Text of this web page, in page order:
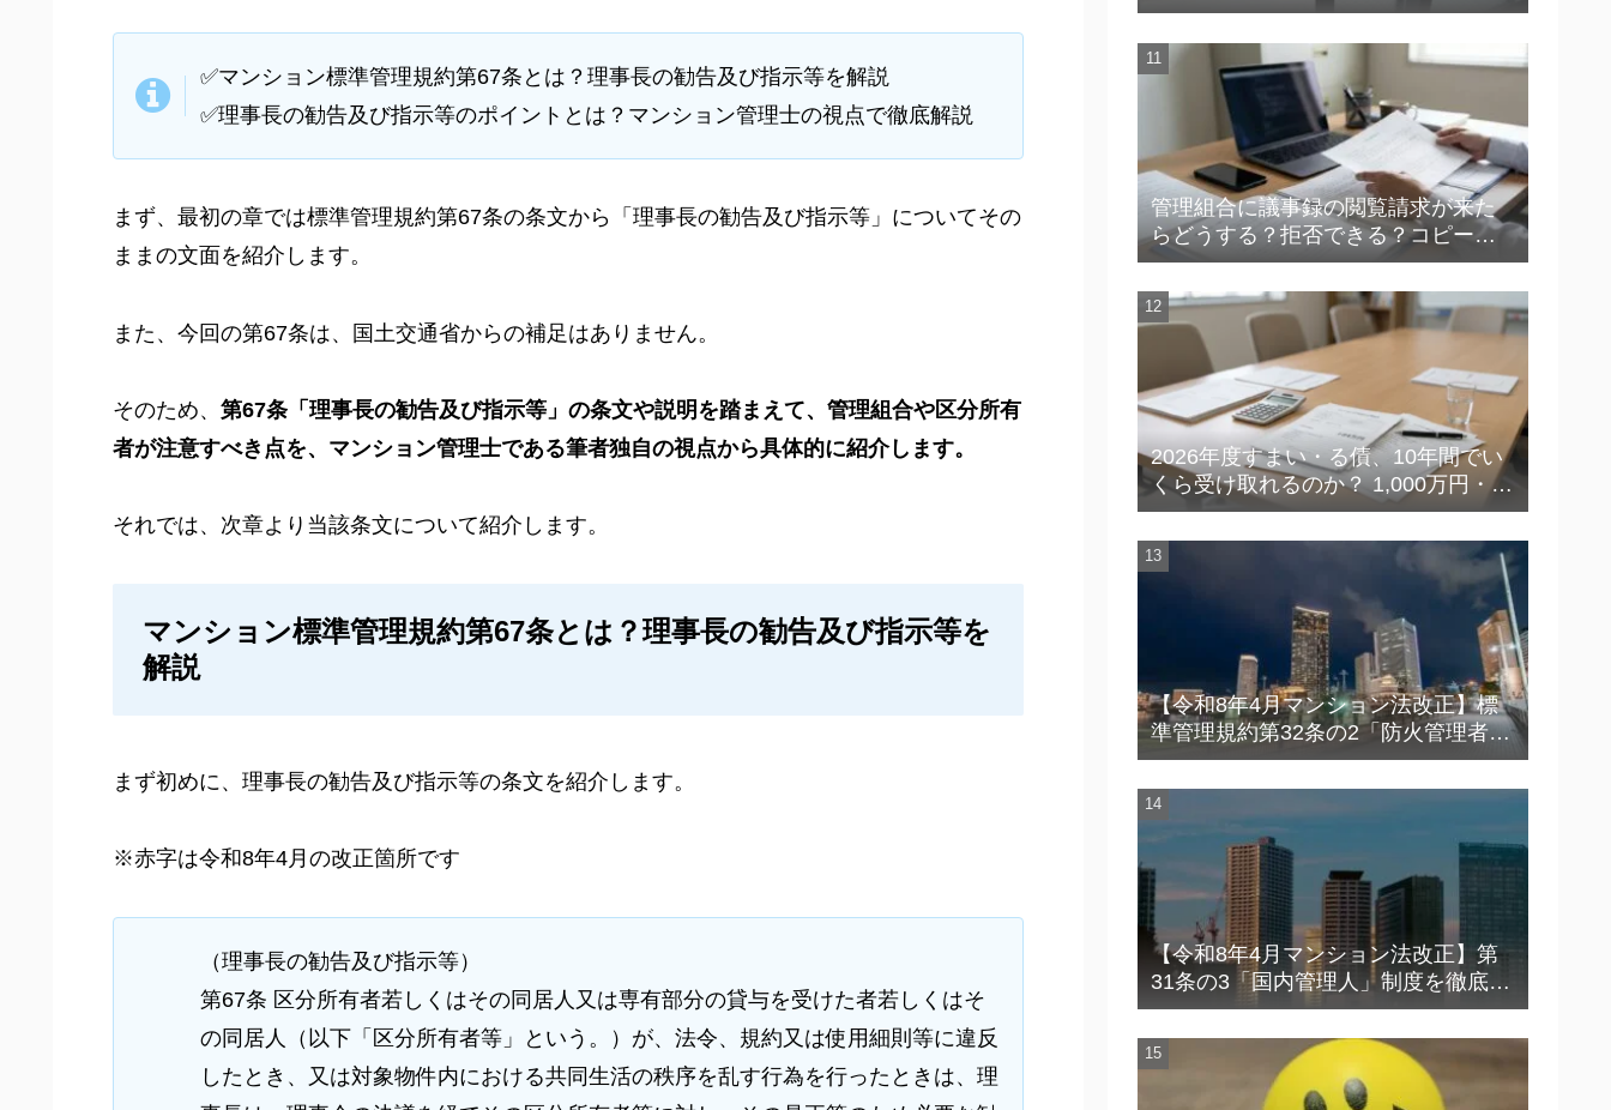
✅マンション標準管理規約第67条とは？理事長の勧告及び指示等を解説
✅理事長の勧告及び指示等のポイントとは？マンション管理士の視点で徹底解説
まず、最初の章では標準管理規約第67条の条文から「理事長の勧告及び指示等」についてその
ままの文面を紹介します。
また、今回の第67条は、国土交通省からの補足はありません。
そのため、 第67条「理事長の勧告及び指示等」の条文や説明を踏まえて、管理組合や区分所有
者が注意すべき点を、マンション管理士である筆者独自の視点から具体的に紹介します。
それでは、次章より当該条文について紹介します。
マンション標準管理規約第67条とは？理事長の勧告及び指示等を
解説
まず初めに、理事長の勧告及び指示等の条文を紹介します。
※赤字は令和8年4月の改正箇所です
（理事長の勧告及び指示等）
第67条 区分所有者若しくはその同居人又は専有部分の貸与を受けた者若しくはそ
の同居人（以下「区分所有者等」という。）が、法令、規約又は使用細則等に違反
したとき、又は対象物件内における共同生活の秩序を乱す行為を行ったときは、理
【YouTube解説付き】
管理組合に議事録の閲覧請求が来た
らどうする？拒否できる？コピー対
応の実務を解説
2026年度すまい・る債、10年間でい
くら受け取れるのか？ 1,000万円・1
億円の実額で理解する「金利の差」
【令和8年4月マンション法改正】標
準管理規約第32条の2「防火管理者」
徹底解説 — 義務化の境界線、選任要
件、統括体制
【令和8年4月マンション法改正】第
31条の3「国内管理人」制度を徹底解
説